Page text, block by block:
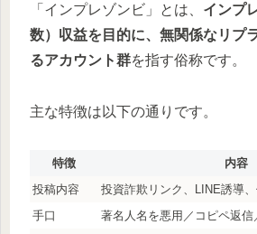
「インプレゾンビ」とは、 インプ
数）収益を目的に、無関係なリプ
るアカウント群を指す俗称です。
主な特徴は以下の通りです。
特徴
内容
投稿内容
投資詐欺リンク、LINE誘導
手口
著名人名を悪用／コピペ返